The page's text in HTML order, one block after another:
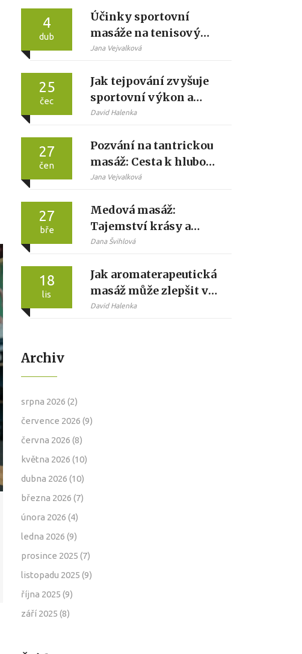
4
dub
Účinky sportovní
masáže na tenisový
loket: Terapie a
Jana Vejvalková
25
čec
Jak tejpování zvyšuje
sportovní výkon a
snižuje riziko zranění
David Halenka
27
čen
Pozvání na tantrickou
masáž: Cesta k hluboké
relaxaci a vnitřnímu
Jana Vejvalková
27
bře
Medová masáž:
Tajemství krásy a
relaxace
Dana Švihlová
18
lis
Jak aromaterapeutická
masáž může zlepšit váš
životní styl
David Halenka
Archiv
srpna 2026 (2)
července 2026 (9)
června 2026 (8)
května 2026 (10)
dubna 2026 (10)
března 2026 (7)
února 2026 (4)
ledna 2026 (9)
prosince 2025 (7)
listopadu 2025 (9)
října 2025 (9)
září 2025 (8)